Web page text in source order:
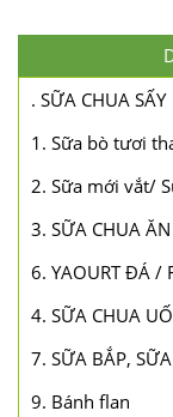
. SỮA CHUA SẤY
1. Sữa bò tươi
2. Sữa mới vắt/
3. SỮA CHUA
6. YAOURT ĐÁ /
4. SỮA CHUA
7. SỮA BẮP,
9. Bánh flan